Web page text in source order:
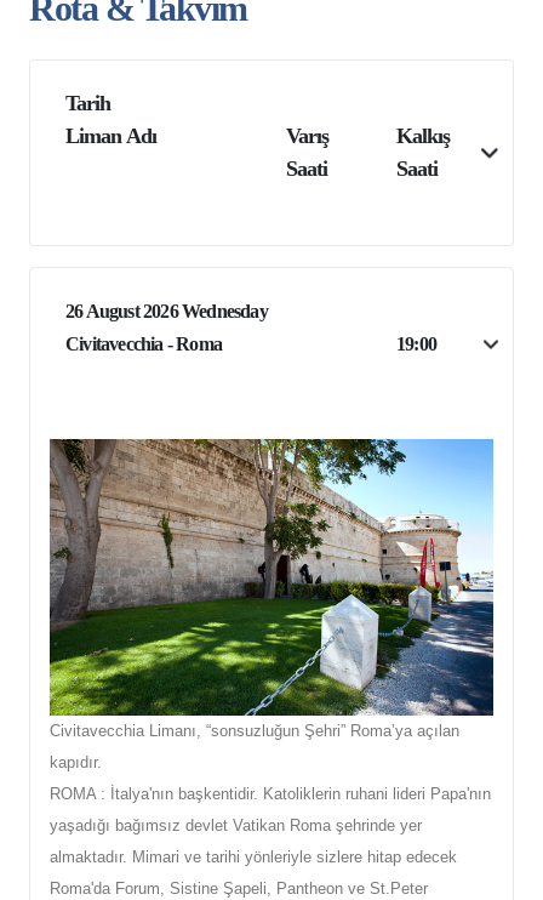
Tarih
Liman Adı
Varış
Saati
Kalkış
Saati
26 August 2026 Wednesday
Civitavecchia - Roma
19:00
Civitavecchia Limanı, “sonsuzluğun Şehri” Roma’ya açılan
kapıdır.
ROMA : İtalya'nın başkentidir. Katoliklerin ruhani lideri Papa'nın
yaşadığı bağımsız devlet Vatikan Roma şehrinde yer
almaktadır. Mimari ve tarihi yönleriyle sizlere hitap edecek
Roma'da Forum, Sistine Şapeli, Pantheon ve St.Peter